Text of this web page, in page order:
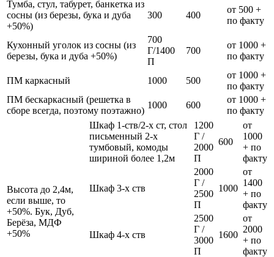
Тумба, стул, табурет, банкетка из
сосны (из березы, бука и дуба
+50%)
300 400
от 500 +
по факту
Кухонный уголок из сосны (из
березы, бука и дуба +50%)
700
Г/1400
П
700
от 1000 +
по факту
ПМ каркасный 1000 500
от 1000 +
по факту
ПМ бескаркасный (решетка в
сборе всегда, поэтому поэтажно)
1000 600
от 1000 +
по факту
Высота до 2,4м,
если выше, то
+50%. Бук, Дуб,
Берёза, МДФ
+50%
Шкаф 1-ств/2-х ст, стол
письменный 2-х
тумбовый, комоды
шириной более 1,2м
1200
Г /
2000
П
600
от
1000
+ по
факту
Шкаф 3-х ств
2000
Г /
2500
П
1000
от
1400
+ по
факту
Шкаф 4-х ств
2500
Г /
3000
П
1600
от
2000
+ по
факту